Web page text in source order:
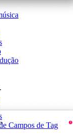
Campos de Tag
.